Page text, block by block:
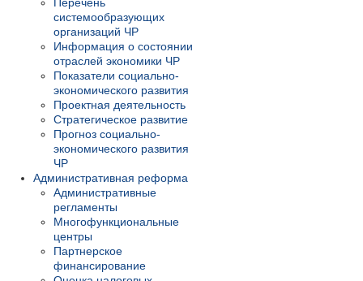
Перечень
системообразующих
организаций ЧР
Информация о состоянии
отраслей экономики ЧР
Показатели социально-
экономического развития
Проектная деятельность
Стратегическое развитие
Прогноз социально-
экономического развития
ЧР
Административная реформа
Административные
регламенты
Многофункциональные
центры
Партнерское
финансирование